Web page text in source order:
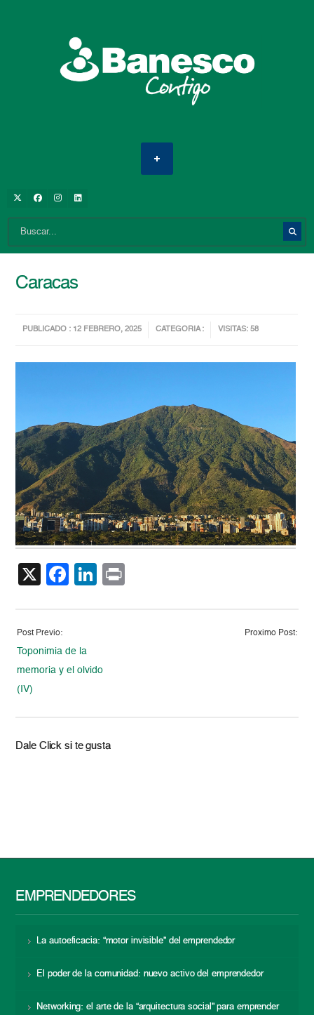
Caracas
PUBLICADO : 12 FEBRERO, 2025 CATEGORIA : VISITAS: 58
X Facebook
LinkedIn
Post Previo:
Toponimia de la
memoria y el olvido
(IV)
Proximo Post:
Dale Click si te gusta
EMPRENDEDORES
La autoeficacia: “motor invisible” del emprendedor
El poder de la comunidad: nuevo activo del emprendedor
Networking: el arte de la “arquitectura social” para emprender